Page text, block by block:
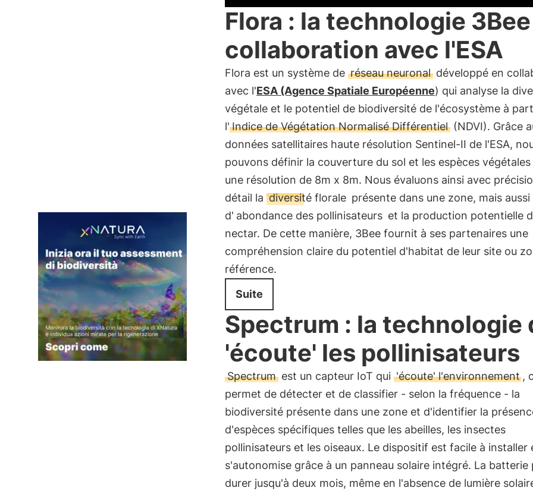
Flora : la technologie
collaboration avec l'ESA
Flora est un système de réseau neuronaldéveloppé en
avec l'ESA (Agence Spatiale Européenne) qui analyse la
végétale et le potentiel de biodiversité de l'écosystème à
l' Indice de Végétation Normalisé Différentiel(NDVI). Grâce
données satellitaires haute résolution Sentinel-II de l'ESA,
pouvons définir la couverture du sol et les espèces végétales
une résolution de 8m x 8m. Nous évaluons ainsi avec
détail la diversité florale présente dans une zone, mais
d' abondance des pollinisateurs et la production potentielle
nectar. De cette manière, 3Bee fournit à ses partenaires une
compréhension claire du potentiel d'habitat de leur site ou
référence.
Suite
Spectrum : la technologie
'écoute' les pollinisateurs
Spectrumest un capteur IoT qui 'écoute' l'environnement ,
permet de détecter et de classifier - selon la fréquence - la
biodiversité présente dans une zone et d'identifier la
d'espèces spécifiques telles que les abeilles, les insectes
pollinisateurs et les oiseaux. Le dispositif est facile à installer
s'autonomise grâce à un panneau solaire intégré. La batterie
durer jusqu'à deux mois, même en l'absence de lumière